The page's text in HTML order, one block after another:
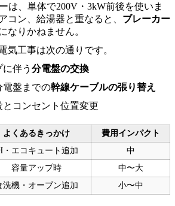
は、単体で200V・3kW前後を使いま
コン、給湯器と重なると、 ブレーカー
なりかねません。
気工事は次の通りです。
伴う 分電盤の交換
電盤までの幹線ケーブルの張り替え
コンセント位置変更
よくあるきっかけ
費用インパクト
・エコキュート追加
中
容量アップ時
中〜大
洗機・オーブン追加 小〜中